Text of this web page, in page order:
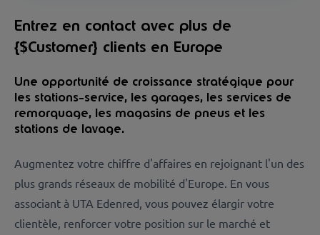
Entrez en contact avec plus de
{$Customer} clients en Europe
Une opportunité de croissance stratégique pour
les stations-service, les garages, les services de
remorquage, les magasins de pneus et les
stations de lavage.
Augmentez votre chiffre d'affaires en rejoignant l'un des
plus grands réseaux de mobilité d'Europe. En vous
associant à UTA Edenred, vous pouvez élargir votre
clientèle, renforcer votre position sur le marché et